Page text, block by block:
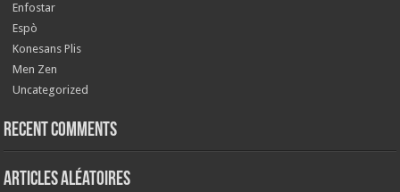
Enfostar
Espò
Konesans Plis
Men Zen
Uncategorized
Recent Comments
Articles aléatoires